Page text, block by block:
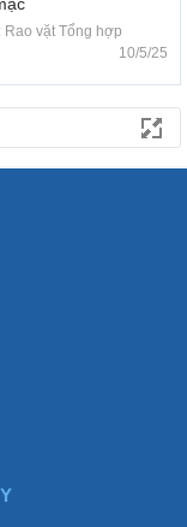
Rao vặt Tổng hợp
10/5/25